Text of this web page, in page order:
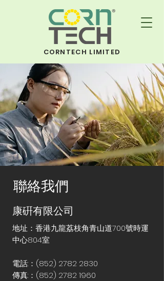
CORNTECH LIMITED
​聯絡我們
康硏有限公司
地址：香港九龍荔枝角青山道700號時運
中心804室
電話:：(852) 2782 2830
傳真:：(852) 2782 1960